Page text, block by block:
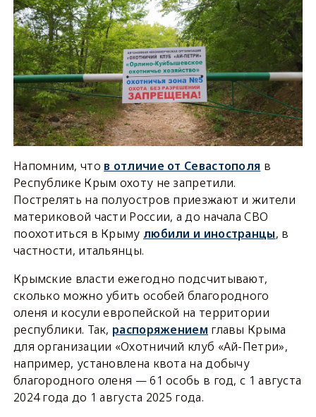
Напомним, что в отличие от Севастополя в
Республике Крым охоту не запретили.
Пострелять на полуостров приезжают и жители
материковой части России, а до начала СВО
поохотиться в Крыму любили и иностранцы, в
частности, итальянцы.
Крымские власти ежегодно подсчитывают,
сколько можно убить особей благородного
оленя и косули европейской на территории
республики. Так, распоряжением главы Крыма
для организации «Охотничий клуб «Ай-Петри»,
например, установлена квота на добычу
благородного оленя — 61 особь в год, с 1 августа
2024 года до 1 августа 2025 года.